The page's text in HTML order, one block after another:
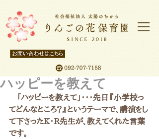
ハッピーを教えて
「ハッピーを教えて」・・・先日『小学校っ
てどんなところ？』というテーマで、講演をし
て下さったK・R先生が、教えてくれた言葉
です。